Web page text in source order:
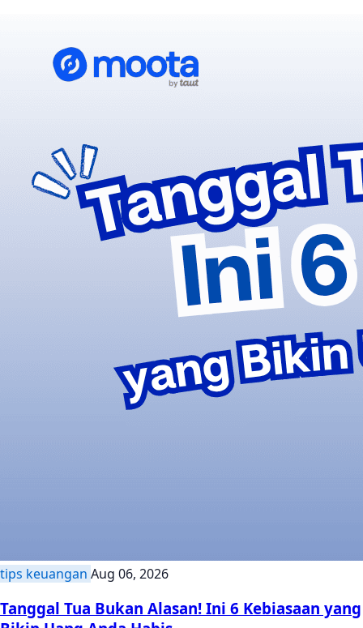
tips keuangan Aug 06, 2026
Tanggal Tua Bukan Alasan! Ini 6 Kebiasaan yang